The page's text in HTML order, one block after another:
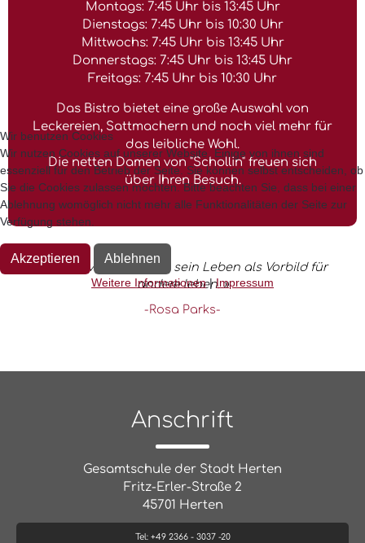
Montags: 7:45 Uhr bis 13:45 Uhr
Dienstags: 7:45 Uhr bis 10:30 Uhr
Mittwochs: 7:45 Uhr bis 13:45 Uhr
Donnerstags: 7:45 Uhr bis 13:45 Uhr
Freitags: 7:45 Uhr bis 10:30 Uhr
Das Bistro bietet eine große Auswahl von
Leckereien, Sattmachern und noch viel mehr für
das leibliche Wohl.
Die netten Damen von "Schollin" freuen sich
über Ihren Besuch.
« Jeder Mensch sollte sein Leben als Vorbild für
andere leben. »
-Rosa Parks-
Anschrift
Gesamtschule der Stadt Herten
Fritz-Erler-Straße 2
45701 Herten
Tel: +49 2366 - 3037 -20
Wir benutzen Cookies
Wir nutzen Cookies auf unserer Website. Einige von ihnen sind
essenziell für den Betrieb der Seite. Sie können selbst entscheiden, ob
Sie die Cookies zulassen möchten. Bitte beachten Sie, dass bei einer
Ablehnung womöglich nicht mehr alle Funktionalitäten der Seite zur
Verfügung stehen.
Akzeptieren Ablehnen
Weitere Informationen|Impressum